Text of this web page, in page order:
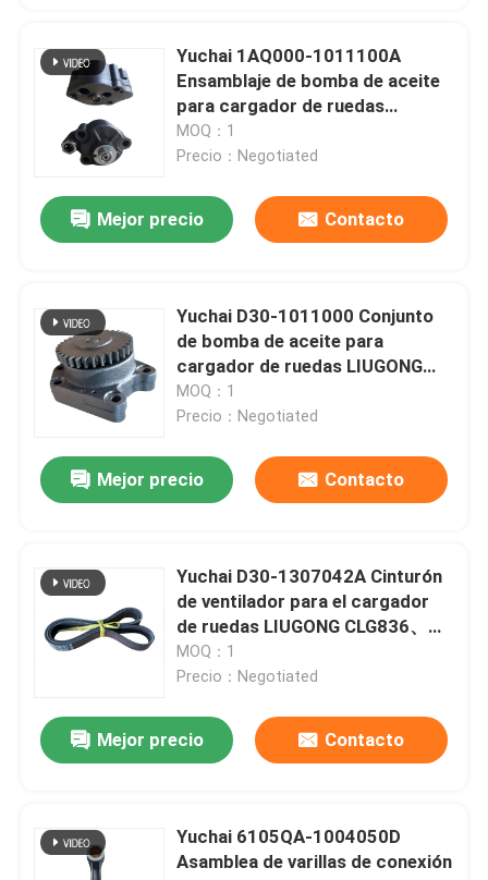
Control de calidad
Noticias
Casos
Blog
Piezas de la transmisión de ZF
Piezas del motor CUMMINS
Las demás partes de banda
Piezas XCMG
Yuchai 1AQ000-1011100A
Ensamblaje de bomba de aceite
para cargador de ruedas
LIUGONG CLG820C、CLG825C、
CLG833 Yuchai motor diesel
YC4102Q / YC4102ZQ、
YC4105Q / YC4105ZQ
MOQ：1
Precio：Negotiated
Mejor precio Contacto
Yuchai D30-1011000 Conjunto
de bomba de aceite para
cargador de ruedas LIUGONG
CLG836、CLG855、CLG856
Yuchai motor diesel YC4108Q /
YC4D90、YC4105 / YC4110
MOQ：1
Precio：Negotiated
Mejor precio Contacto
Yuchai D30-1307042A Cinturón
de ventilador para el cargador
de ruedas LIUGONG CLG836、
CLG855、CLG856 CLG870H
Yuchai motor diésel YC4D80 /
MOQ：1
Precio：Negotiated
Mejor precio Contacto
Yuchai 6105QA-1004050D
Asamblea de varillas de conexión